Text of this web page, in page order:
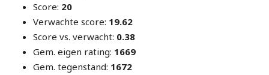
Score: 20
Verwachte score: 19.62
Score vs. verwacht: 0.38
Gem. eigen rating: 1669
Gem. tegenstand: 1672